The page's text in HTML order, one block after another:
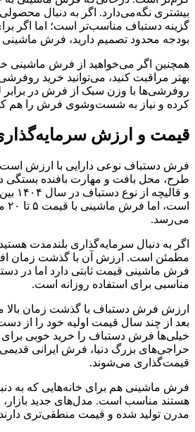
بیشتری نگه‌می‌دارد. اگر به دنبال محصولی
گزینه دستباف مناسب‌تر است؛ اما اگر
بودجه محدود تصمیم دارید، فرش
همچنین اگر می‌خواهید از فرش ماشینی
بهتر مراقبت کنید، می‌توانید خرید
روفرشی‌ها با وزن سبک از فرش در
کرده و نیاز به شست‌وشوی فرش را هم
قیمت و ارزش
فرش دستباف نوعی دارایی با ارزش
طرح، محل بافت و مهارت بافنده بستگی
می‌رسد.
اگر به دنبال سرمایه‌گذاری بلندمدت
مطمئن است. ارزش آن با گذشت زمان
فرش ماشینی قیمت ثابتی دارد اما در
مناسبی برای استفاده روزانه‌ است.
ارزش فرش دستباف با گذشت زمان بالا
بعد از چند سال قیمت اولیه خود را از
خیلی‌ها فرش دستباف را خرید خوبی برای
حراجی‌های بزرگ دنیا، فرش ایرانی‌ قدیمی
قیمت‌گذاری می‌شوند.
فرش ماشینی هم برای خانه‌هایی که به
هستند مناسب است. مدل‌های جدید
مدرن تولید شده و قیمت منطقی‌تری